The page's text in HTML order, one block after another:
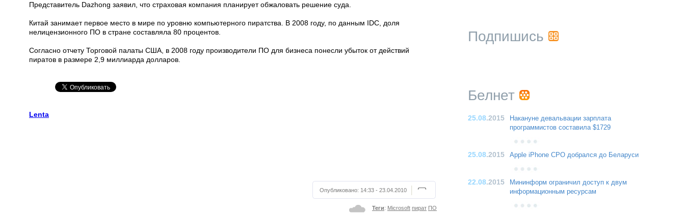
Представитель Dazhong заявил, что страховая компания планирует обжаловать решение суда.
Китай занимает первое место в мире по уровню компьютерного пиратства. В 2008 году, по данным IDC, доля
нелицензионного ПО в стране составляла 80 процентов.
Согласно отчету Торговой палаты США, в 2008 году производители ПО для бизнеса понесли убыток от действий
пиратов в размере 2,9 миллиарда долларов.
Lenta
Опубликовано: 14:33 - 23.04.2010
Теги: Microsoft пират ПО
Подпишись
Белнет
25.08.2015
Накануне девальвации зарплата
программистов составила $1729
25.08.2015 Apple iPhone CPO добрался до Беларуси
22.08.2015
Мининформ ограничил доступ к двум
информационным ресурсам